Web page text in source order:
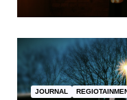
JOURNAL